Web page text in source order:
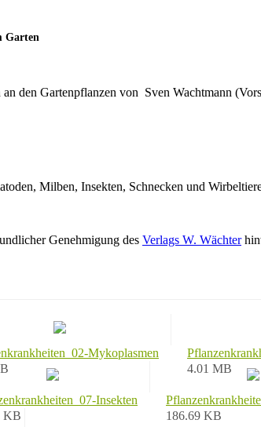
Garten
den Gartenpflanzen von Sven Wachtmann
Milben, Insekten, Schnecken und
Genehmigung des Verlags W. Wächter
Mykoplasmen
4.01 MB
Insekten
KB
186.69 KB